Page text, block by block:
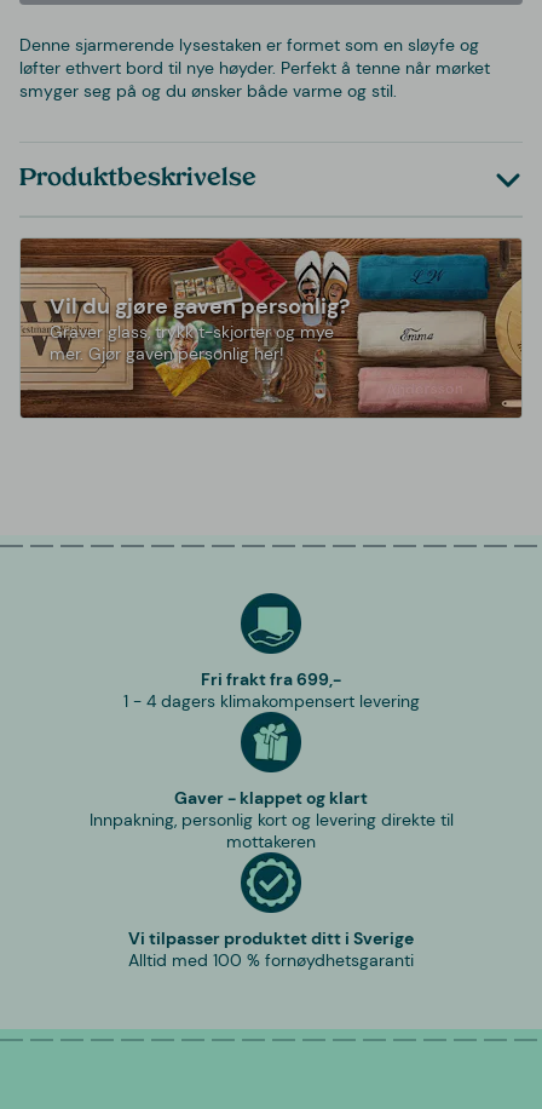
Denne sjarmerende lysestaken er formet som en sløyfe og
løfter ethvert bord til nye høyder. Perfekt å tenne når mørket
smyger seg på og du ønsker både varme og stil.
Produktbeskrivelse
Vil du gjøre gaven personlig?
Graver glass, trykk t-skjorter og mye
mer. Gjør gaven personlig her!
Fri frakt fra 699,-
1 - 4 dagers klimakompensert levering
Gaver - klappet og klart
Innpakning, personlig kort og levering direkte til
mottakeren
Vi tilpasser produktet ditt i Sverige
Alltid med 100 % fornøydhetsgaranti